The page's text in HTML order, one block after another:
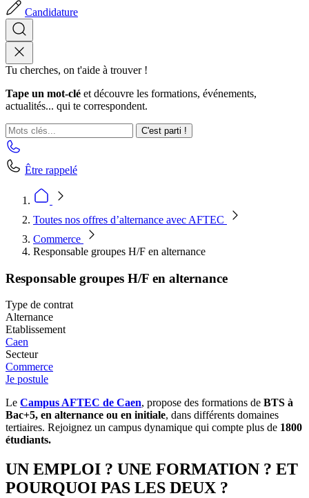
Candidature
Tu cherches, on t'aide à trouver !
Tape un mot-clé et découvre les formations, événements,
actualités... qui te correspondent.
C'est parti !
Être rappelé
Toutes nos offres d’alternance avec AFTEC
Commerce
Responsable groupes H/F en alternance
Responsable groupes H/F en alternance
Type de contrat
Alternance
Etablissement
Caen
Secteur
Commerce
Je postule
Le Campus AFTEC de Caen, propose des formations de BTS à
Bac+5, en alternance ou en initiale, dans différents domaines
tertiaires. Rejoignez un campus dynamique qui compte plus de 1800
étudiants.
UN EMPLOI ? UNE FORMATION ? ET
POURQUOI PAS LES DEUX ?